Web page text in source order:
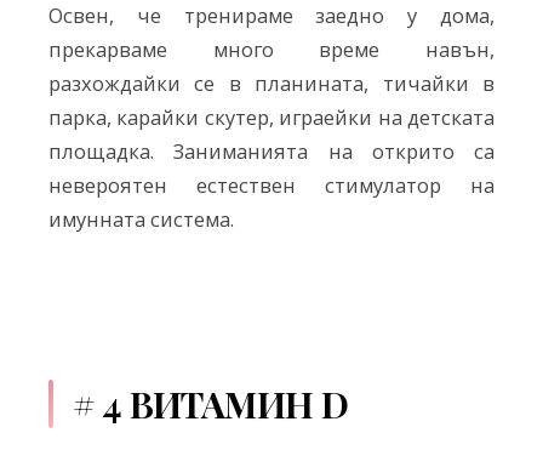
Освен, че тренираме заедно у дома,
прекарваме много време навън,
разхождайки се в планината, тичайки в
парка, карайки скутер, играейки на детската
площадка. Заниманията на открито са
невероятен естествен стимулатор на
имунната система.
# 4 ВИТАМИН D